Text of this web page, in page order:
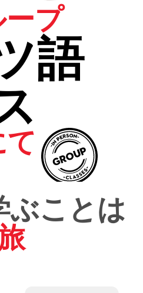
プ
語
ぶことは